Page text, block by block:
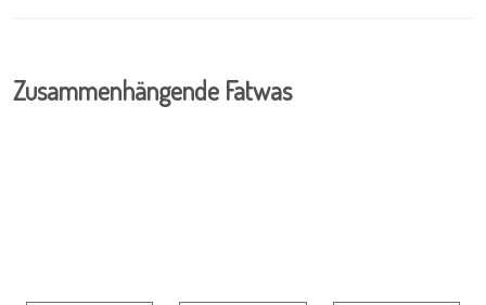
Zusammenhängende Fatwas